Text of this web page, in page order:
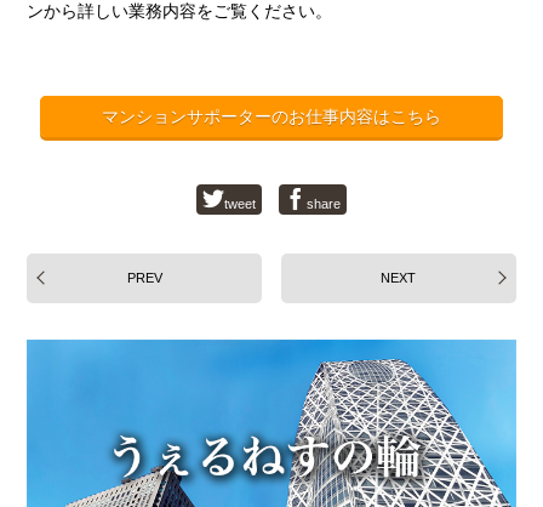
ンから詳しい業務内容をご覧ください。
マンションサポーターのお仕事内容はこちら
tweet share
PREV NEXT